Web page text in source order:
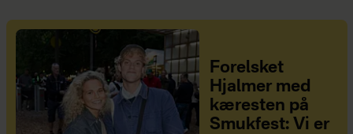
Forelsket
Hjalmer med
kæresten på
Smukfest: Vi er